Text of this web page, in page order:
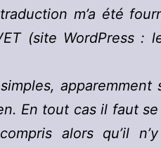
m’a été
(site WordPress :
apparemment
En tout cas il faut
alors qu’il